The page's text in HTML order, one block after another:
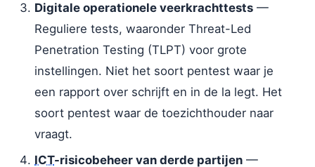
Digitale operationele veerkrachttests —
Reguliere tests, waaronder Threat-Led
Penetration Testing (TLPT) voor grote
instellingen. Niet het soort pentest waar je
een rapport over schrijft en in de la legt. Het
soort pentest waar de toezichthouder naar
vraagt.
ICT-risicobeheer van derde partijen —